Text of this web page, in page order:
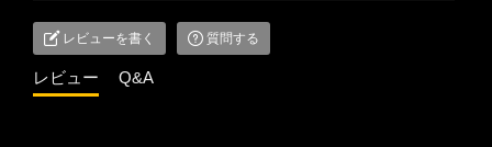
レビューを書く 質問する
レビュー Q&A